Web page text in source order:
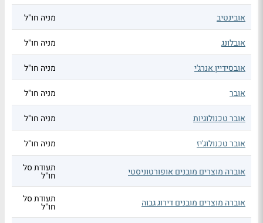
אובינטיב מניה חו"ל
אובלונג מניה חו"ל
אובסידיין אנרג'י מניה חו"ל
אובר מניה חו"ל
אובר טכנולוגיות מניה חו"ל
אובר טכנולוג'יז מניה חו"ל
אוברה מוצרים מובנים אופורטוניסטי תעודת סל
חו"ל
אוברה מוצרים מובנים דירוג גבוה תעודת סל
חו"ל